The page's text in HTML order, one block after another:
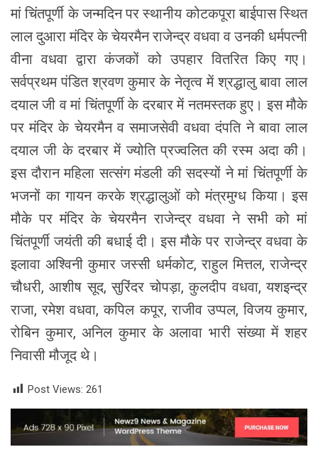
मां चिंतपूर्णी के जन्मदिन पर स्थानीय कोटकपूरा बाईपास स्थित
लाल दुआरा मंदिर के चेयरमैन राजेन्द्र वधवा व उनकी धर्मपत्नी
वीना वधवा द्वारा कंजकों को उपहार वितरित किए गए।
सर्वप्रथम पंडित श्रवण कुमार के नेतृत्व में श्रद्धालु बावा लाल
दयाल जी व मां चिंतपूर्णी के दरबार में नतमस्तक हुए। इस मौके
पर मंदिर के चेयरमैन व समाजसेवी वधवा दंपति ने बावा लाल
दयाल जी के दरबार में ज्योति प्रज्वलित की रस्म अदा की।
इस दौरान महिला सत्संग मंडली की सदस्यों ने मां चिंतपूर्णी के
भजनों का गायन करके श्रद्धालुओं को मंत्रमुग्ध किया। इस
मौके पर मंदिर के चेयरमैन राजेन्द्र वधवा ने सभी को मां
चिंतपूर्णी जयंती की बधाई दी। इस मौके पर राजेन्द्र वधवा के
इलावा अश्विनी कुमार जस्सी धर्मकोट, राहुल मित्तल, राजेन्द्र
चौधरी, आशीष सूद, सुरिंदर चोपड़ा, कुलदीप वधवा, यशइन्द्र
राजा, रमेश वधवा, कपिल कपूर, राजीव उप्पल, विजय कुमार,
रोबिन कुमार, अनिल कुमार के अलावा भारी संख्या में शहर
निवासी मौजूद थे।
Post Views: 261